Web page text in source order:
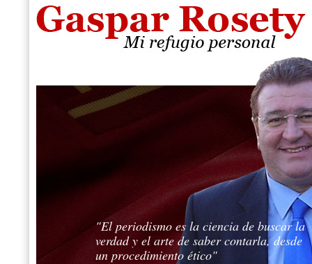
"El periodismo es la ciencia de buscar la
verdad y el arte de saber contarla, desde
un procedimiento ético"